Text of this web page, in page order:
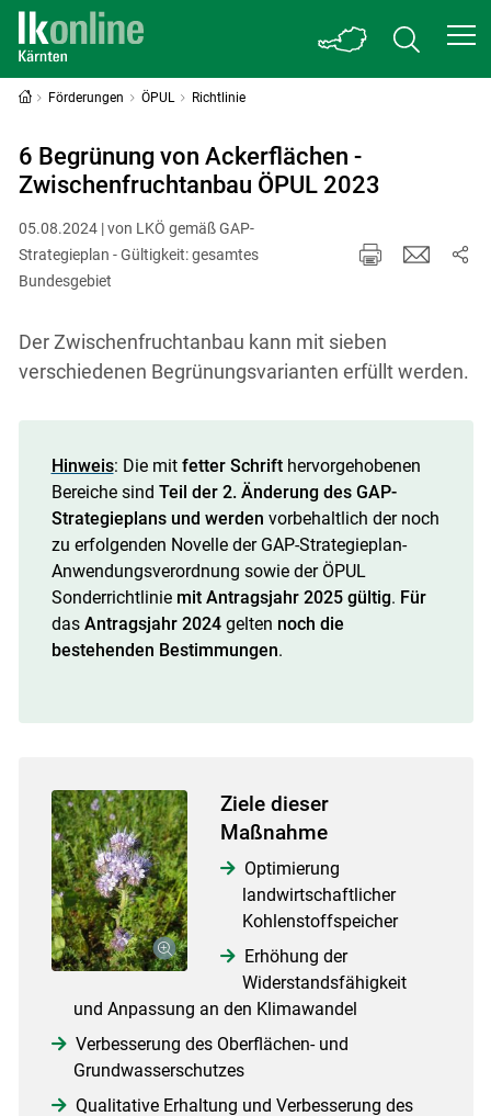
Förderungen ÖPUL Richtlinie
6 Begrünung von Ackerflächen -
Zwischenfruchtanbau ÖPUL 2023
05.08.2024 | von LKÖ gemäß GAP-
Strategieplan - Gültigkeit: gesamtes
Bundesgebiet
Der Zwischenfruchtanbau kann mit sieben
verschiedenen Begrünungsvarianten erfüllt werden.
Hinweis: Die mit fetter Schrifthervorgehobenen
Bereiche sind Teil der 2. Änderung des GAP-
Strategieplans und werden vorbehaltlich der noch
zu erfolgenden Novelle der GAP-Strategieplan-
Anwendungsverordnung sowie der ÖPUL
Sonderrichtlinie mit Antragsjahr 2025 gültig. Für
das Antragsjahr 2024gelten noch die
bestehenden Bestimmungen.
Ziele dieser
Maßnahme
Optimierung
landwirtschaftlicher
Kohlenstoffspeicher
Erhöhung der
Widerstandsfähigkeit
und Anpassung an den Klimawandel
Verbesserung des Oberflächen- und
Grundwasserschutzes
Qualitative Erhaltung und Verbesserung des